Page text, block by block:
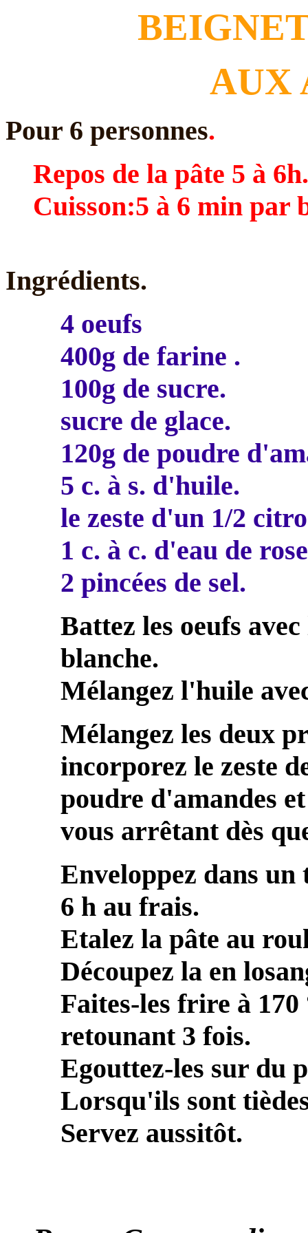
AUX
Pour 6 personnes.
Repos de la pâte 5 à 6h.
Cuisson:5 à 6 min par
Ingrédients.
4 oeufs
400g de farine .
100g de sucre.
sucre de glace.
120g de poudre
5 c. à s. d'huile.
le zeste d'un 1/2
1 c. à c. d'eau de rose
2 pincées de sel.
Battez les oeufs
blanche.
Mélangez l'huile
Mélangez les deux
incorporez le zeste
poudre d'amandes
vous arrêtant dès
Enveloppez dans un
6 h au frais.
Etalez la pâte au
Découpez la en
Faites-les frire à 170
retounant 3 fois.
Egouttez-les sur du
Lorsqu'ils sont
Servez aussitôt.